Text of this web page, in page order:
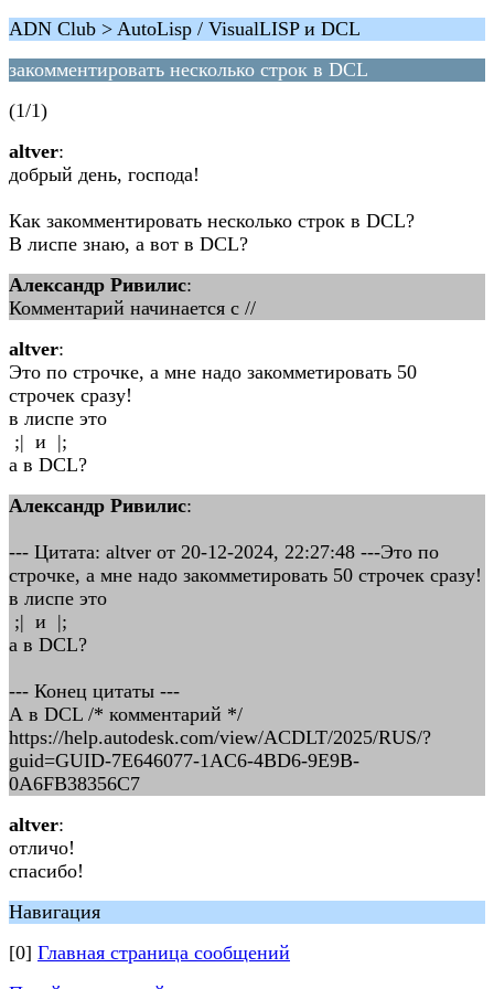
ADN Club > AutoLisp / VisualLISP и DCL
закомментировать несколько строк в DCL
(1/1)
altver:
добрый день, господа!
Как закомментировать несколько строк в DCL?
В лиспе знаю, а вот в DCL?
Александр Ривилис:
Комментарий начинается с //
altver:
Это по строчке, а мне надо закомметировать 50
строчек сразу!
в лиспе это
;| и |;
а в DCL?
Александр Ривилис:
--- Цитата: altver от 20-12-2024, 22:27:48 ---Это по
строчке, а мне надо закомметировать 50 строчек сразу!
в лиспе это
;| и |;
а в DCL?
--- Конец цитаты ---
А в DCL /* комментарий */
https://help.autodesk.com/view/ACDLT/2025/RUS/?
guid=GUID-7E646077-1AC6-4BD6-9E9B-
0A6FB38356C7
altver:
отличо!
спасибо!
Навигация
[0] Главная страница сообщений